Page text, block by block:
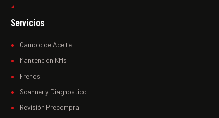
Servicios
Cambio de Aceite
Mantención KMs
Frenos
Scanner y Diagnostico
Revisión Precompra